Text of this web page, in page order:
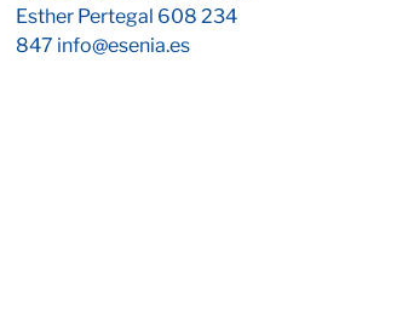
Esther Pertegal 608 234
847 info@esenia.es